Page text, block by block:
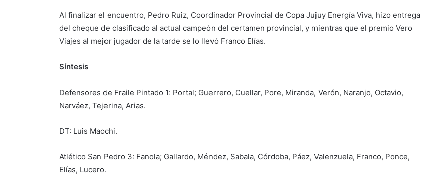
Al finalizar el encuentro, Pedro Ruiz, Coordinador Provincial de Copa Jujuy Energía Viva, hizo entrega
del cheque de clasificado al actual campeón del certamen provincial, y mientras que el premio Vero
Viajes al mejor jugador de la tarde se lo llevó Franco Elías.
Síntesis
Defensores de Fraile Pintado 1: Portal; Guerrero, Cuellar, Pore, Miranda, Verón, Naranjo, Octavio,
Narváez, Tejerina, Arias.
DT: Luis Macchi.
Atlético San Pedro 3: Fanola; Gallardo, Méndez, Sabala, Córdoba, Páez, Valenzuela, Franco, Ponce,
Elías, Lucero.